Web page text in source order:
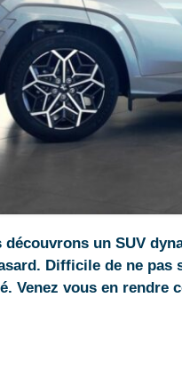
un SUV
Difficile de ne
Venez vous en